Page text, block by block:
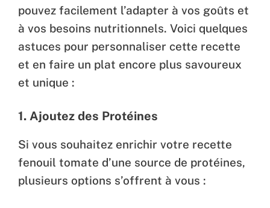
pouvez facilement l’adapter à vos goûts et
à vos besoins nutritionnels. Voici quelques
astuces pour personnaliser cette recette
et en faire un plat encore plus savoureux
et unique :
1. Ajoutez des Protéines
Si vous souhaitez enrichir votre recette
fenouil tomate d’une source de protéines,
plusieurs options s’offrent à vous :